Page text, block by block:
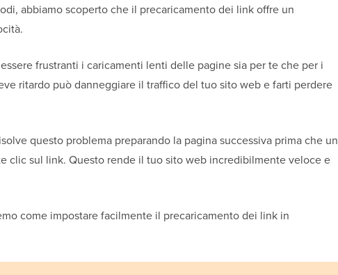
abbiamo scoperto che il precaricamento dei link offre un
frustranti i caricamenti lenti delle pagine sia per te che per i
ritardo può danneggiare il traffico del tuo sito web e farti perdere
questo problema preparando la pagina successiva prima che un
clic sul link. Questo rende il tuo sito web incredibilmente veloce e
come impostare facilmente il precaricamento dei link in